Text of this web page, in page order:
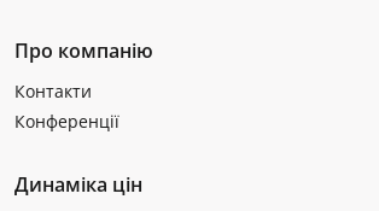
Про компанію
Контакти
Конференції
Динаміка цін